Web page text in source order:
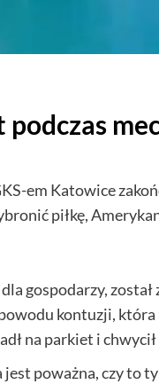
em Katowice
piłkę,
gospodarzy,
kontuzji,
na parkiet i chwycił
poważna, czy to